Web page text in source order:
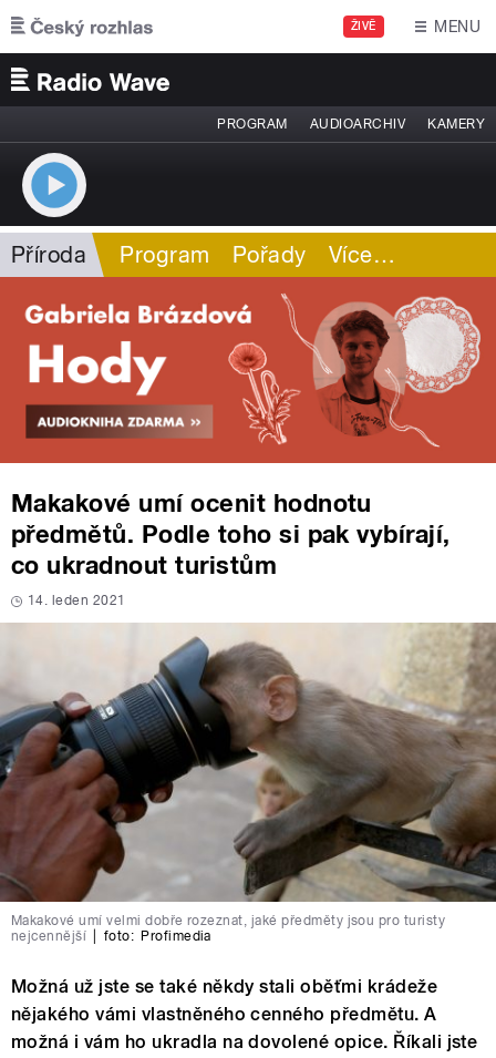
Přejít k hlavnímu obsahu
ŽIVĚ MENU
PROGRAM AUDIOARCHIV KAMERY
Příroda Program Pořady Více…
Makakové umí ocenit hodnotu
předmětů. Podle toho si pak vybírají,
co ukradnout turistům
14. leden 2021
Makakové umí velmi dobře rozeznat, jaké předměty jsou pro turisty
nejcennější
foto: Profimedia
Možná už jste se také někdy stali oběťmi krádeže
nějakého vámi vlastněného cenného předmětu. A
možná i vám ho ukradla na dovolené opice. Říkali jste